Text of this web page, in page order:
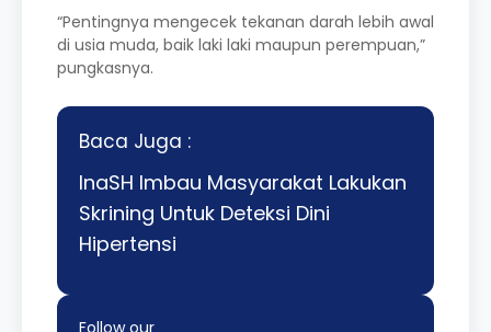
“Pentingnya mengecek tekanan darah lebih awal
di usia muda, baik laki laki maupun perempuan,”
pungkasnya.
Baca Juga :
InaSH Imbau Masyarakat Lakukan
Skrining Untuk Deteksi Dini
Hipertensi